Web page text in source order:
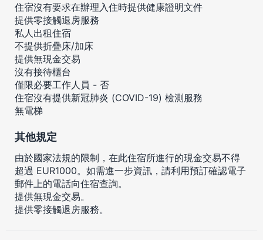
住宿沒有要求在辦理入住時提供健康證明文件
提供零接觸退房服務
私人出租住宿
不提供折疊床/加床
提供無現金交易
沒有接待櫃台
僅限必要工作人員 - 否
住宿沒有提供新冠肺炎 (COVID-19) 檢測服務
無電梯
其他規定
由於國家法規的限制，在此住宿所進行的現金交易不得
超過 EUR1000。如需進一步資訊，請利用預訂確認電子
郵件上的電話向住宿查詢。
提供無現金交易。
提供零接觸退房服務。